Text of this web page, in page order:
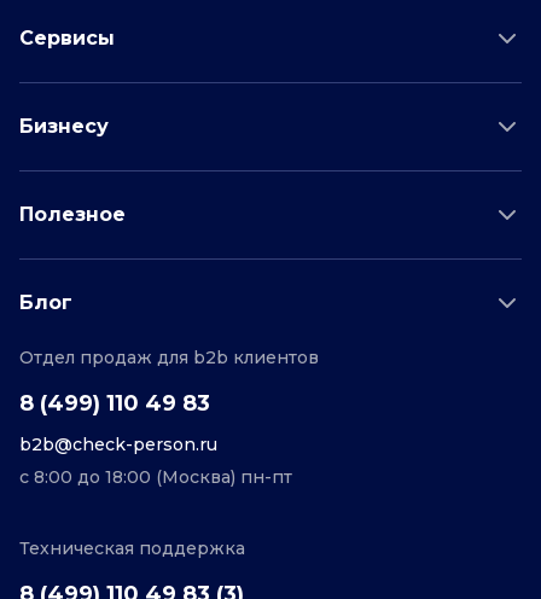
Сервисы
Проверка водителя
Бизнесу
Проверка по отраслям
Полезное
О проекте
Персональные данные
Блог
Редакционная политика
Отдел продаж для b2b клиентов
8 (499) 110 49 83
b2b@check-person.ru
с 8:00 до 18:00 (Москва) пн-пт
Техническая поддержка